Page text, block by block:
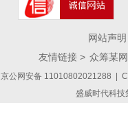
网站声明
友情链接 > 众筹某网
京公网安备 11010802021288 |
盛威时代科